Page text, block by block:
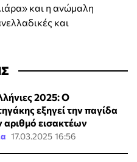
και η ανώμαλη
και
2025: Ο
εξηγεί την παγίδα
αριθμό εισακτέων
17.03.2025 16:56